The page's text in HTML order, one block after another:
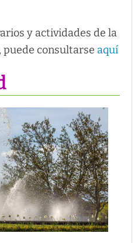
y actividades de la
puede consultarse aquí